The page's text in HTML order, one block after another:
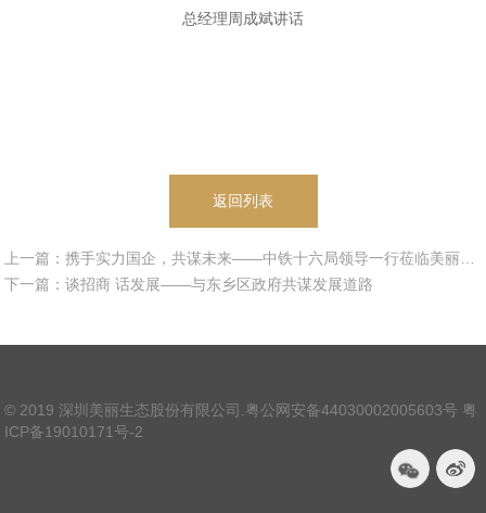
总经理周成斌讲话
返回列表
下一篇：谈招商 话发展——与东乡区政府共谋发展道路
© 2019 深圳美丽生态股份有限公司. 粤公网安备44030002005603号 粤
ICP备19010171号-2